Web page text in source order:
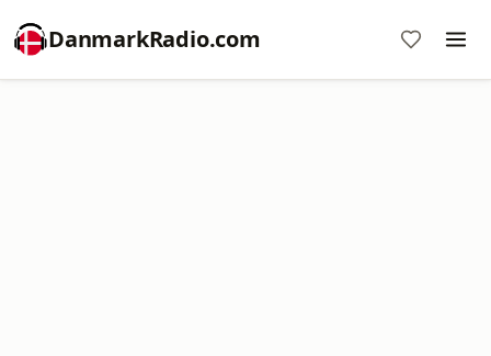
DanmarkRadio.com